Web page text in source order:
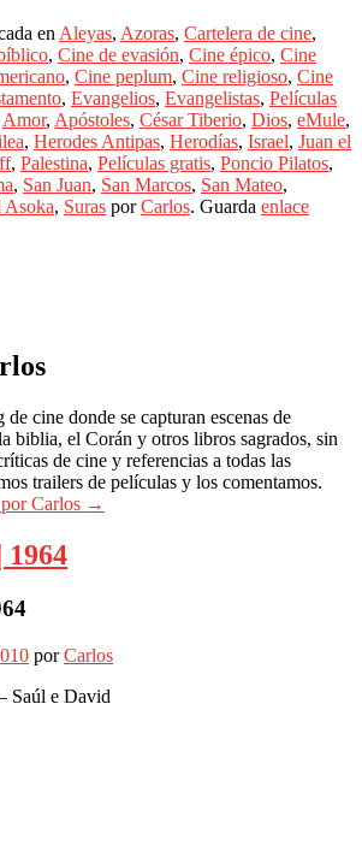
enAleyas, Azoras, Cartelera de cine,
, Cine de evasión, Cine épico, Cine
, Cine peplum, Cine religioso, Cine
, Evangelios, Evangelistas, Películas
Amor, Apóstoles, César Tiberio, Dios, eMule,
, Herodes Antipas, Herodías, Israel, Juan el
, Palestina, Películas gratis, Poncio Pilatos,
, San Juan, San Marcos, San Mateo,
Asoka, Suras porCarlos. Guarda enlace
cine donde se capturan escenas de
biblia, el Corán y otros libros sagrados, sin
de cine y referencias a todas las
trailers de películas y los comentamos.
Carlos →
1964
porCarlos
Saúl e David